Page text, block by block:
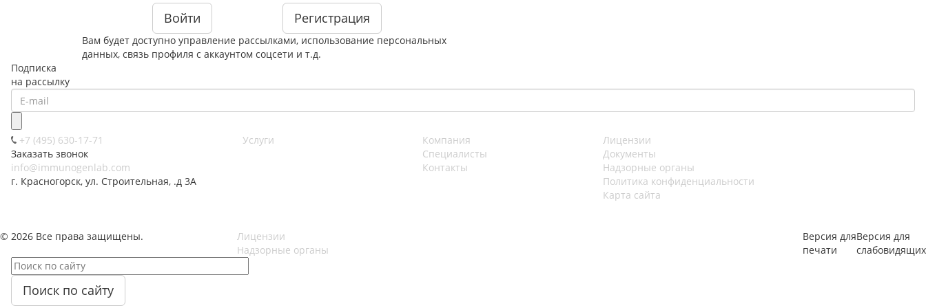
Войти Регистрация
Вам будет доступно управление рассылками, использование персональных
данных, связь профиля с аккаунтом соцсети и т.д.
Подписка
на рассылку
+7 (495) 630-17-71
Заказать звонок
info@immunogenlab.com
г. Красногорск, ул. Строительная, .д 3А
Услуги
Компания
Специалисты
Контакты
Лицензии
Документы
Надзорные органы
Политика конфиденциальности
Карта сайта
© 2026 Все права защищены.
Версия для
слабовидящих
Версия для
печати
Лицензии
Надзорные органы
Поиск по сайту